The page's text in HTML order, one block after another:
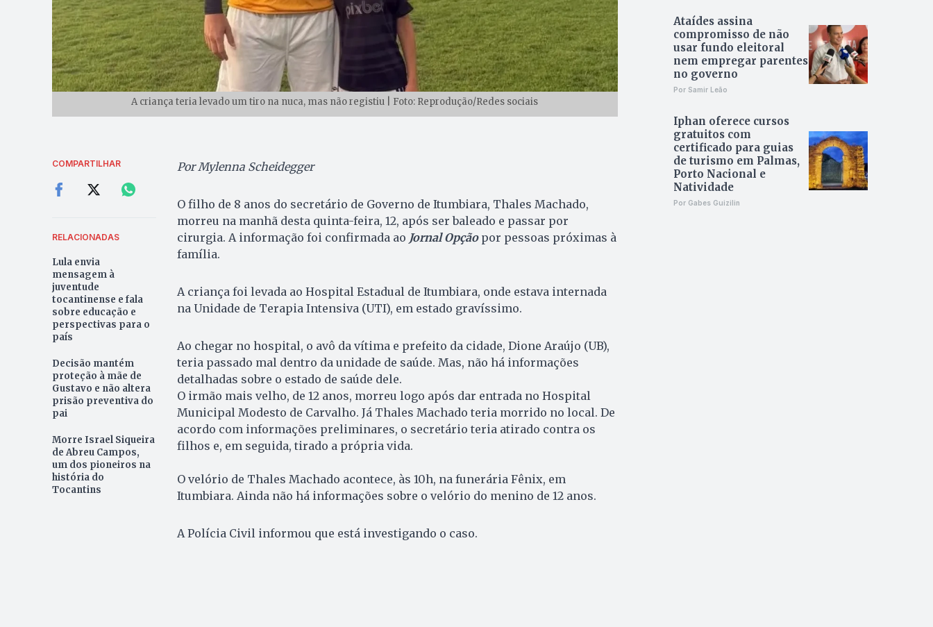
A criança teria levado um tiro na nuca, mas não registiu | Foto: Reprodução/Redes sociais
COMPARTILHAR
RELACIONADAS
Lula envia
mensagem à
juventude
tocantinense e fala
sobre educação e
perspectivas para o
país
Decisão mantém
proteção à mãe de
Gustavo e não altera
prisão preventiva do
pai
Morre Israel Siqueira
de Abreu Campos,
um dos pioneiros na
história do
Tocantins
Por Mylenna Scheidegger
O filho de 8 anos do secretário de Governo de Itumbiara, Thales Machado,
morreu na manhã desta quinta-feira, 12, após ser baleado e passar por
cirurgia. A informação foi confirmada ao Jornal Opçãopor pessoas próximas à
família.
A criança foi levada ao Hospital Estadual de Itumbiara, onde estava internada
na Unidade de Terapia Intensiva (UTI), em estado gravíssimo.
Ao chegar no hospital, o avô da vítima e prefeito da cidade, Dione Araújo (UB),
teria passado mal dentro da unidade de saúde. Mas, não há informações
detalhadas sobre o estado de saúde dele.
O irmão mais velho, de 12 anos, morreu logo após dar entrada no Hospital
Municipal Modesto de Carvalho. Já Thales Machado teria morrido no local. De
acordo com informações preliminares, o secretário teria atirado contra os
filhos e, em seguida, tirado a própria vida.
O velório de Thales Machado acontece, às 10h, na funerária Fênix, em
Itumbiara. Ainda não há informações sobre o velório do menino de 12 anos.
A Polícia Civil informou que está investigando o caso.
Ataídes assina
compromisso de não
usar fundo eleitoral
nem empregar parentes
no governo
Por Samir Leão
Iphan oferece cursos
gratuitos com
certificado para guias
de turismo em Palmas,
Porto Nacional e
Natividade
Por Gabes Guizilin